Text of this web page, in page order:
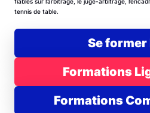
tennis de table.
Se former
Formations
Formations